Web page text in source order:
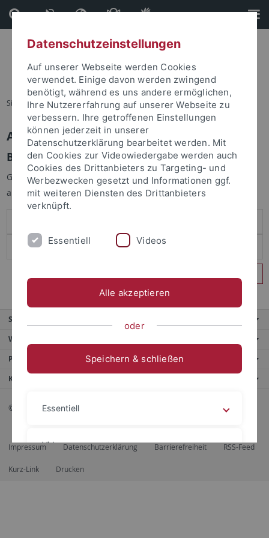
Direkt
zum
Inhalt
Direkt
zur
Fußleiste
Sie sind hier: Startseite
Anmelden
Benutzeranmeldung
Geben Sie Ihren Benutzernamen und Ihr Passwort an um sich
anzumelden:
Service
Weitere Angebote
Portale
Kontaktinfo
© 2026 Eberhard Karls Universität Tübingen, Tübingen
Impressum Datenschutzerklärung Barrierefreiheit RSS-Feed
Kurz-Link Drucken
Datenschutzeinstellungen
Auf unserer Webseite werden Cookies
verwendet. Einige davon werden zwingend
benötigt, während es uns andere ermöglichen,
Ihre Nutzererfahrung auf unserer Webseite zu
verbessern. Ihre getroffenen Einstellungen
können jederzeit in unserer
Datenschutzerklärung bearbeitet werden. Mit
den Cookies zur Videowiedergabe werden auch
Cookies des Drittanbieters zu Targeting- und
Werbezwecken gesetzt und Informationen ggf.
mit weiteren Diensten des Drittanbieters
verknüpft.
Essentiell Videos
Alle akzeptieren
oder
Speichern & schließen
Essentiell
Videos